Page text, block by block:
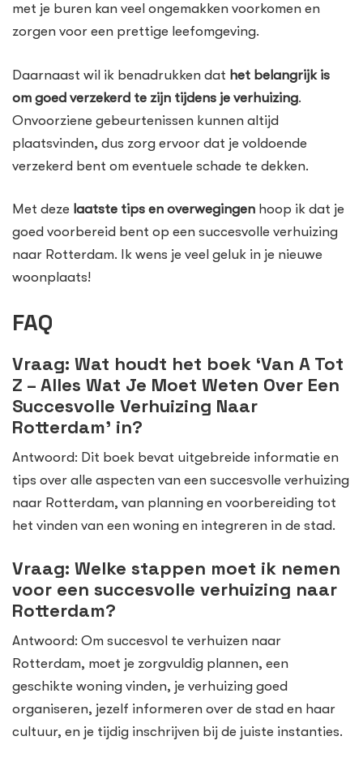
met je buren kan veel ongemakken voorkomen en
zorgen voor een prettige leefomgeving.
Daarnaast wil ik benadrukken dat het belangrijk is
om goed verzekerd te zijn tijdens je verhuizing.
Onvoorziene gebeurtenissen kunnen altijd
plaatsvinden, dus zorg ervoor dat je voldoende
verzekerd bent om eventuele schade te dekken.
Met deze laatste tips en overwegingen hoop ik dat je
goed voorbereid bent op een succesvolle verhuizing
naar Rotterdam. Ik wens je veel geluk in je nieuwe
woonplaats!
FAQ
Vraag: Wat houdt het boek ‘Van A Tot
Z – Alles Wat Je Moet Weten Over Een
Succesvolle Verhuizing Naar
Rotterdam’ in?
Antwoord: Dit boek bevat uitgebreide informatie en
tips over alle aspecten van een succesvolle verhuizing
naar Rotterdam, van planning en voorbereiding tot
het vinden van een woning en integreren in de stad.
Vraag: Welke stappen moet ik nemen
voor een succesvolle verhuizing naar
Rotterdam?
Antwoord: Om succesvol te verhuizen naar
Rotterdam, moet je zorgvuldig plannen, een
geschikte woning vinden, je verhuizing goed
organiseren, jezelf informeren over de stad en haar
cultuur, en je tijdig inschrijven bij de juiste instanties.